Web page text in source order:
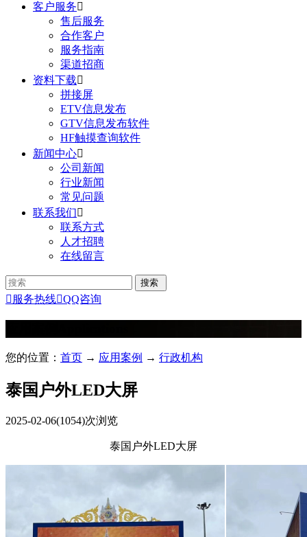
客户服务
售后服务
合作客户
服务指南
渠道招商
资料下载
拼接屏
ETV信息发布
GTV信息发布软件
HF触摸查询软件
新闻中心
公司新闻
行业新闻
常见问题
联系我们
联系方式
人才招聘
在线留言
 服务热线QQ咨询
您的位置： 首页 → 应用案例 → 行政机构
泰国户外LED大屏
2025-02-06(1054)次浏览
泰国户外LED大屏